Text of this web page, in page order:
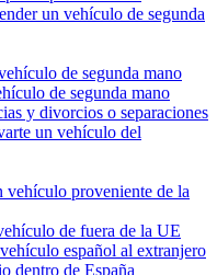
un vehículo de segunda
de segunda mano
de segunda mano
y divorcios o separaciones
un vehículo del
vehículo proveniente de la
de fuera de la UE
español al extranjero
dentro de España